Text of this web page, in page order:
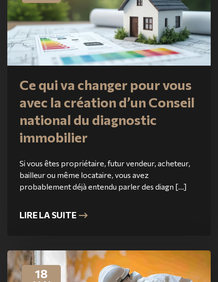
Ce qui va changer pour vous
avec la création d’un Conseil
national du diagnostic
immobilier
Si vous êtes propriétaire, futur vendeur, acheteur,
bailleur ou même locataire, vous avez
probablement déjà entendu parler des diagn [...]
LIRE LA SUITE
18